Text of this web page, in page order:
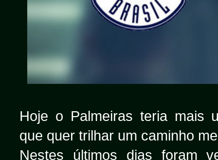
Hoje o Palmeiras teria mais
que quer trilhar um caminho
Nestes últimos dias foram